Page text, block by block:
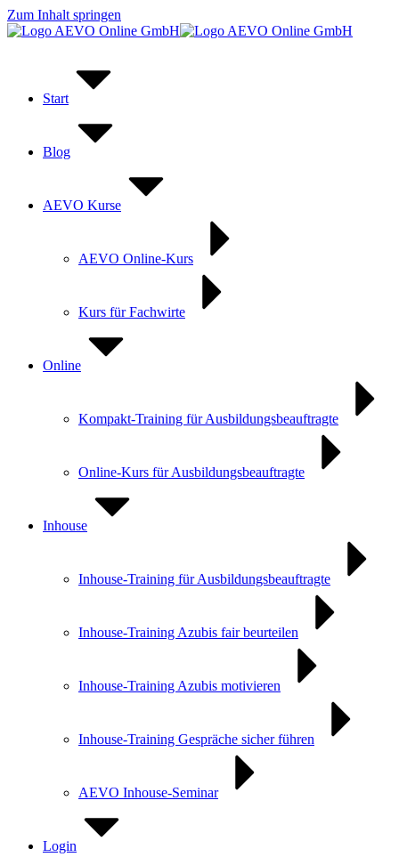
Zum Inhalt springen
Start
Blog
AEVO Kurse
AEVO Online-Kurs
Kurs für Fachwirte
Online
Kompakt-Training für Ausbildungs­beauftragte
Online-Kurs für Ausbildungs­beauftragte
Inhouse
Inhouse-Training für Ausbildungsbeauftragte
Inhouse-Training Azubis fair beurteilen
Inhouse-Training Azubis motivieren
Inhouse-Training Gespräche sicher führen
AEVO Inhouse-Seminar
Login